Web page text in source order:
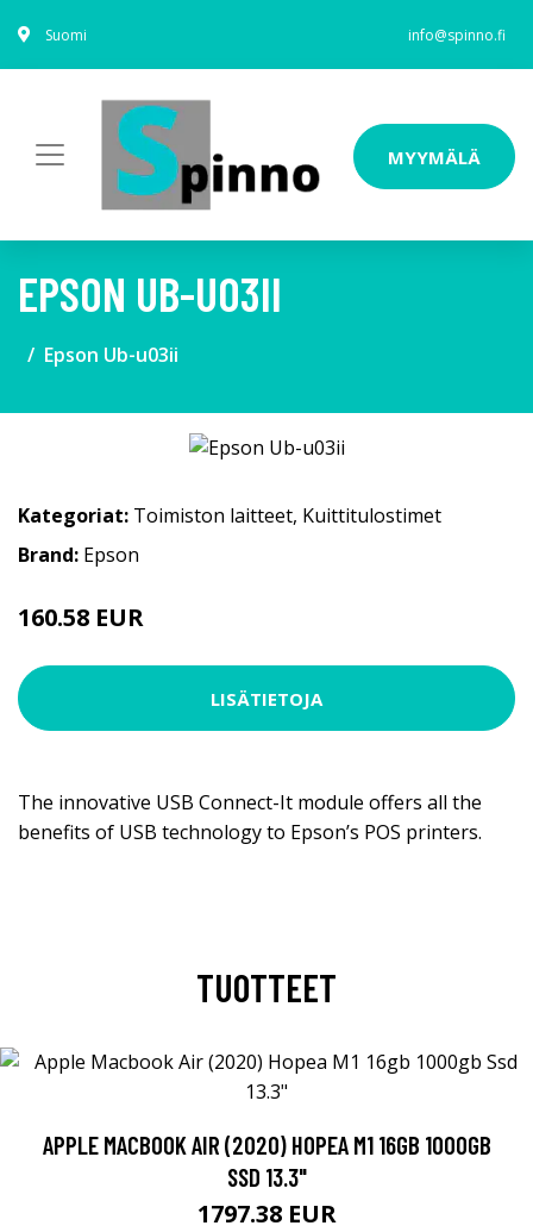
Suomi info@spinno.fi
MYYMÄLÄ
EPSON UB-U03II
Epson Ub-u03ii
Kategoriat: Toimiston laitteet, Kuittitulostimet
Brand: Epson
160.58 EUR
LISÄTIETOJA
The innovative USB Connect-It module offers all the
benefits of USB technology to Epson’s POS printers.
TUOTTEET
APPLE MACBOOK AIR (2020) HOPEA M1 16GB 1000GB
SSD 13.3"
1797.38 EUR